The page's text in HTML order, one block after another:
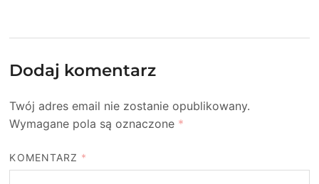
Dodaj komentarz
Twój adres email nie zostanie opublikowany.
Wymagane pola są oznaczone *
KOMENTARZ *